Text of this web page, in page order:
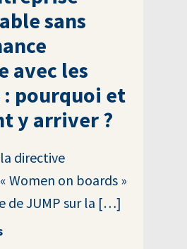
sans
avec les
: pourquoi et
y arriver ?
directive
Women on boards »
de JUMP sur la […]